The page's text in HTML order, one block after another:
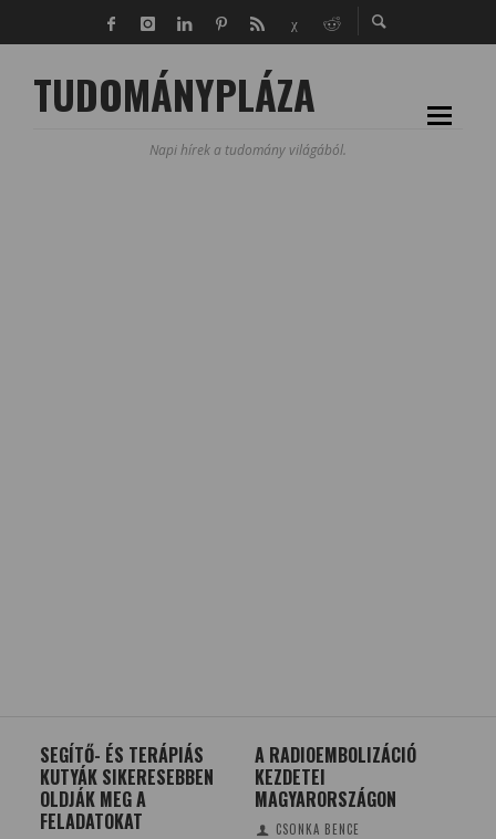
TUDOMÁNYPLÁZA
Napi hírek a tudomány világából.
SEGÍTŐ- ÉS TERÁPIÁS
KUTYÁK SIKERESEBBEN
OLDJÁK MEG A
FELADATOKAT
A RADIOEMBOLIZÁCIÓ
KEZDETEI
MAGYARORSZÁGON
CSONKA BENCE